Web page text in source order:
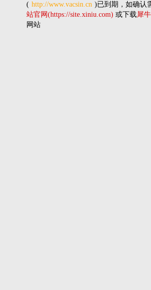
( http://www.vacsin.cn )已到期，如确认
站官网(https://site.xiniu.com) 或下载犀
网站